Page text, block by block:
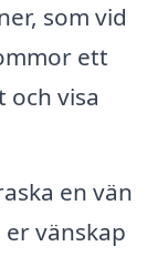
som vid
ett
visa
en vän
vänskap